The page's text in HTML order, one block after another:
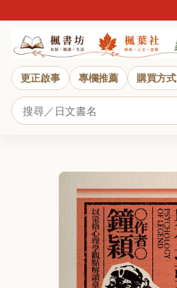
更正啟事 專欄推薦 購買方式